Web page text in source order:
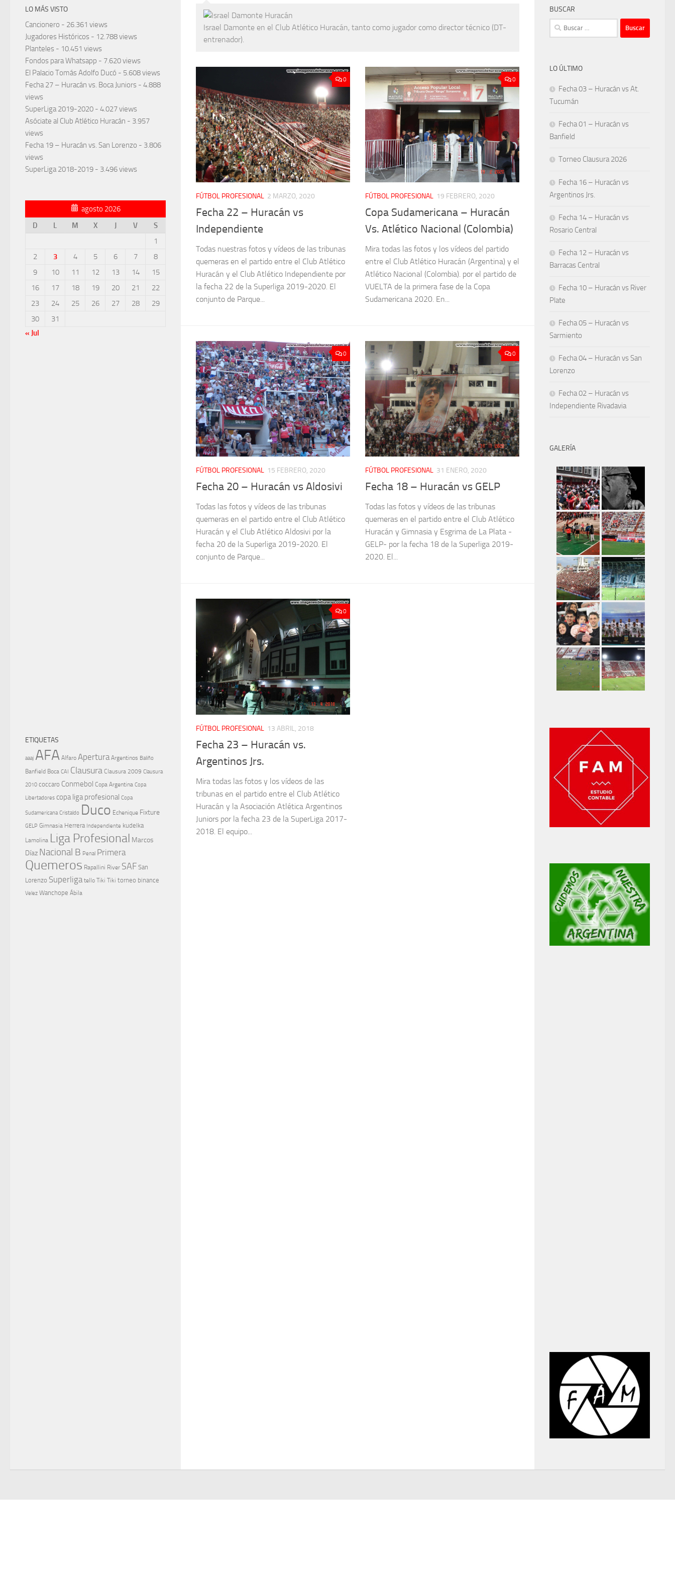
Israel Damonte en el Club Atlético Huracán, tanto como jugador como director técnico (DT-
entrenador).
0
FÚTBOL PROFESIONAL 2 MARZO, 2020
Fecha 22 – Huracán vs
Independiente
Todas nuestras fotos y vídeos de las tribunas
quemeras en el partido entre el Club Atlético
Huracán y el Club Atlético Independiente por
la fecha 22 de la Superliga 2019-2020. El
conjunto de Parque...
0
FÚTBOL PROFESIONAL 19 FEBRERO, 2020
Copa Sudamericana – Huracán
Vs. Atlético Nacional (Colombia)
Mira todas las fotos y los vídeos del partido
entre el Club Atlético Huracán (Argentina) y el
Atlético Nacional (Colombia). por el partido de
VUELTA de la primera fase de la Copa
Sudamericana 2020. En...
0
FÚTBOL PROFESIONAL 15 FEBRERO, 2020
Fecha 20 – Huracán vs Aldosivi
Todas las fotos y vídeos de las tribunas
quemeras en el partido entre el Club Atlético
Huracán y el Club Atlético Aldosivi por la
fecha 20 de la Superliga 2019-2020. El
conjunto de Parque...
0
FÚTBOL PROFESIONAL 31 ENERO, 2020
Fecha 18 – Huracán vs GELP
Todas las fotos y vídeos de las tribunas
quemeras en el partido entre el Club Atlético
Huracán y Gimnasia y Esgrima de La Plata -
GELP- por la fecha 18 de la Superliga 2019-
2020. El...
0
FÚTBOL PROFESIONAL 13 ABRIL, 2018
Fecha 23 – Huracán vs.
Argentinos Jrs.
Mira todas las fotos y los vídeos de las
tribunas en el partido entre el Club Atlético
Huracán y la Asociación Atlética Argentinos
Juniors por la fecha 23 de la SuperLiga 2017-
2018. El equipo...
LO MÁS VISTO
Cancionero - 26.361 views
Jugadores Históricos - 12.788 views
Planteles - 10.451 views
Fondos para Whatsapp - 7.620 views
El Palacio Tomás Adolfo Ducó - 5.608 views
Fecha 27 – Huracán vs. Boca Juniors - 4.888
views
SuperLiga 2019-2020 - 4.027 views
Asóciate al Club Atlético Huracán - 3.957
views
Fecha 19 – Huracán vs. San Lorenzo - 3.806
views
SuperLiga 2018-2019 - 3.496 views
agosto 2026
D
L M X J V
S
1
2
3 4 5 6 7
8
9
10 11 12 13 14
15
16
17 18 19 20 21
22
23
24 25 26 27 28
29
30
31
« Jul
ETIQUETAS
aaaj AFA Alfaro Apertura Argentinos Baliño
Banfield Boca CAI Clausura Clausura 2009 Clausura
2010 coccaro Conmebol Copa Argentina Copa
Libertadores copa liga profesional Copa
Sudamericana Cristaldo Duco Echenique Fixture
GELP Gimnasia Herrera Independiente kudelka
Lamolina Liga Profesional Marcos
Díaz Nacional B Penal Primera
Quemeros Rapallini River SAF San
Lorenzo Superliga tello Tiki Tiki torneo binance
Velez Wanchope Ábila
BUSCAR
Buscar:
LO ÚLTIMO
Fecha 03 – Huracán vs At.
Tucumán
Fecha 01 – Huracán vs
Banfield
Torneo Clausura 2026
Fecha 16 – Huracán vs
Argentinos Jrs.
Fecha 14 – Huracán vs
Rosario Central
Fecha 12 – Huracán vs
Barracas Central
Fecha 10 – Huracán vs River
Plate
Fecha 05 – Huracán vs
Sarmiento
Fecha 04 – Huracán vs San
Lorenzo
Fecha 02 – Huracán vs
Independiente Rivadavia
GALERÍA